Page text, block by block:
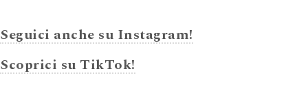
Seguici anche su Instagram!
Scoprici su TikTok!